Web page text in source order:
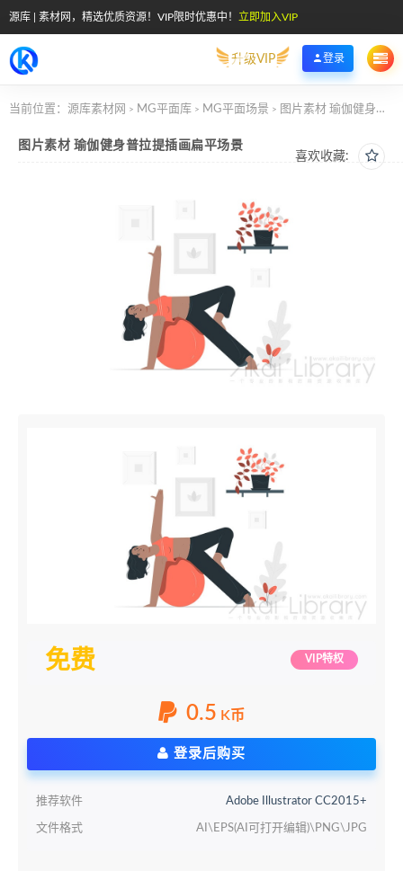
源库 | 素材网，精选优质资源！VIP限时优惠中！ 立即加入VIP
升级VIP 登录
当前位置： 源库素材网 > MG平面库 > MG平面场景 > 图片素材 瑜伽健身普拉提插画扁平场景
喜欢收藏:
图片素材 瑜伽健身普拉提插画扁平场景
免费 VIP特权
0.5 K币
登录后购买
推荐软件 Adobe Illustrator CC2015+
文件格式 AI\EPS(AI可打开编辑)\PNG\JPG